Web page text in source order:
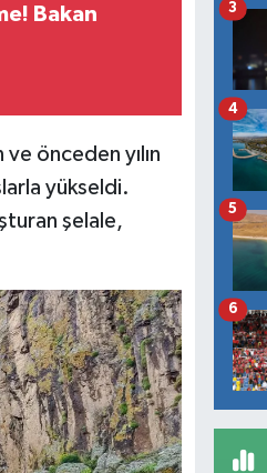
Bakan
önceden yılın
yükseldi.
şelale,
3
4
5
6